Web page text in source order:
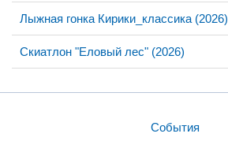
Лыжная гонка Кирики_классика (2026)
Скиатлон "Еловый лес" (2026)
События